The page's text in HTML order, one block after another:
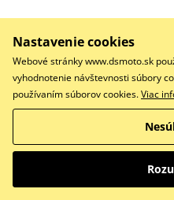
129,15 €
Do košíka
Adaptér na snížení
Adaptéry na zníženie
Nastavenie cookies
Webové stránky www.dsmoto.sk
vyhodnotenie návštevnosti súbory
používaním súborov cookies.Viac